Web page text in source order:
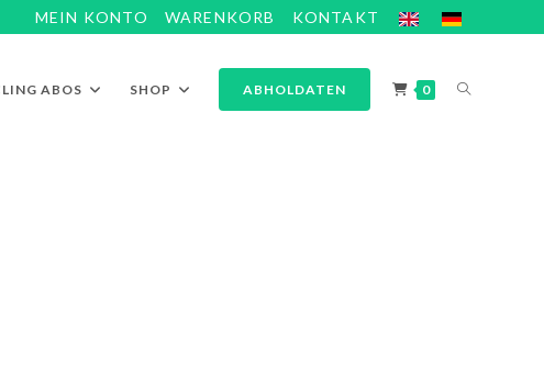
MEIN KONTO WARENKORB KONTAKT
ABOS SHOP ABHOLDATEN 0